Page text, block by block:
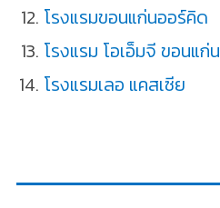
โรงแรมขอนแก่นออร์คิด
โรงแรม โอเอ็มจี ขอนแก่น
โรงแรมเลอ แคสเซีย